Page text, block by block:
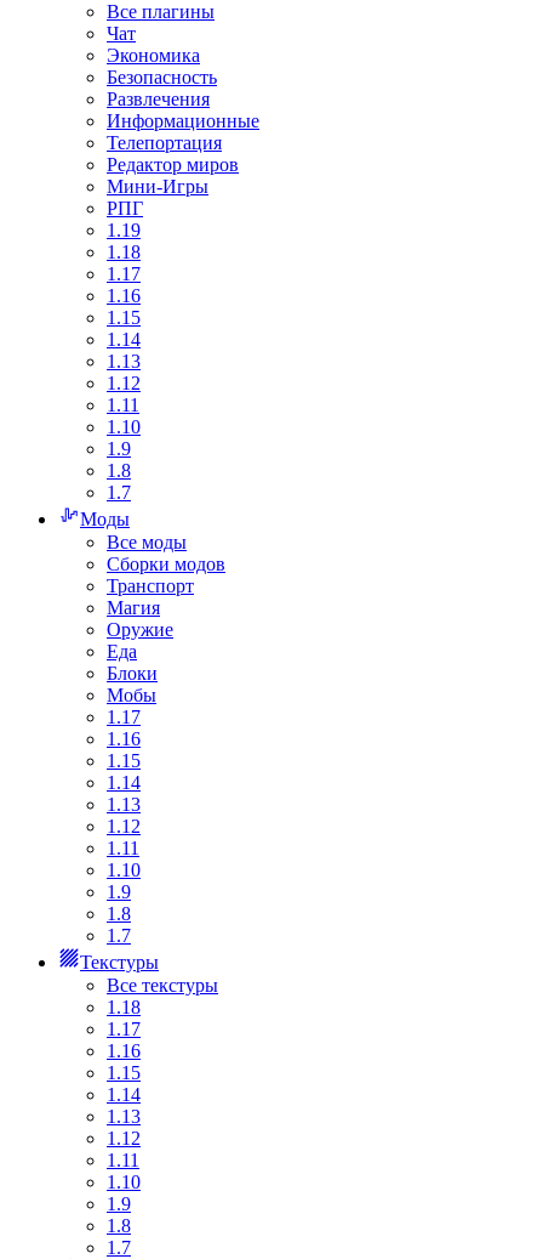
Все плагины
Чат
Экономика
Безопасность
Развлечения
Информационные
Телепортация
Редактор миров
Мини-Игры
РПГ
1.19
1.18
1.17
1.16
1.15
1.14
1.13
1.12
1.11
1.10
1.9
1.8
1.7
Моды
Все моды
Сборки модов
Транспорт
Магия
Оружие
Еда
Блоки
Мобы
1.17
1.16
1.15
1.14
1.13
1.12
1.11
1.10
1.9
1.8
1.7
Текстуры
Все текстуры
1.18
1.17
1.16
1.15
1.14
1.13
1.12
1.11
1.10
1.9
1.8
1.7